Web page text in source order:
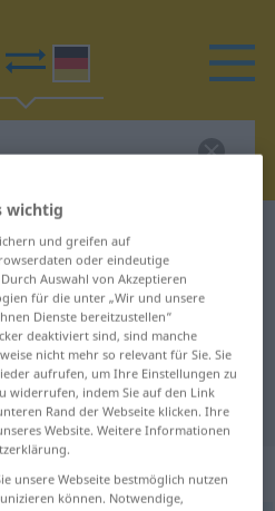
Wörterbuch
"desenxabido"
wichtig
und greifen auf
oder eindeutige
Auswahl von Akzeptieren
für die unter „Wir und unsere
Dienste bereitzustellen“
deaktiviert sind, sind manche
nicht mehr so relevant für Sie. Sie
aufrufen, um Ihre Einstellungen zu
widerrufen, indem Sie auf den Link
Rand der Webseite klicken. Ihre
Website. Weitere Informationen
unsere Webseite bestmöglich nutzen
können. Notwendige,